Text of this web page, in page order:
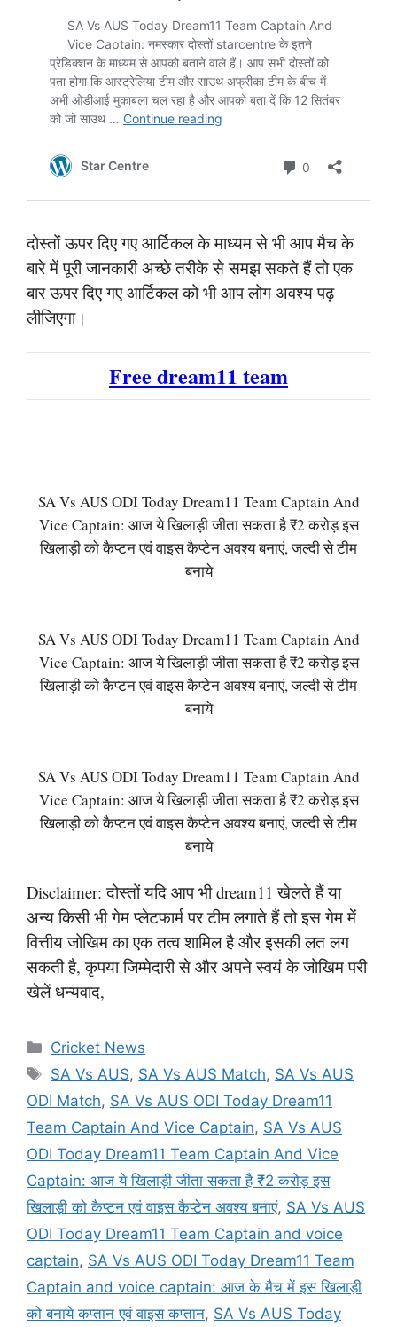
दोस्तों ऊपर दिए गए आर्टिकल के माध्यम से भी आप मैच के
बारे में पूरी जानकारी अच्छे तरीके से समझ सकते हैं तो एक
बार ऊपर दिए गए आर्टिकल को भी आप लोग अवश्य पढ़
लीजिएगा।
Free dream11 team
SA Vs AUS ODI Today Dream11 Team Captain And
Vice Captain: आज ये खिलाड़ी जीता सकता है ₹2 करोड़ इस
खिलाड़ी को कैप्टन एवं वाइस कैप्टेन अवश्य बनाएं, जल्दी से टीम
बनाये
SA Vs AUS ODI Today Dream11 Team Captain And
Vice Captain: आज ये खिलाड़ी जीता सकता है ₹2 करोड़ इस
खिलाड़ी को कैप्टन एवं वाइस कैप्टेन अवश्य बनाएं, जल्दी से टीम
बनाये
SA Vs AUS ODI Today Dream11 Team Captain And
Vice Captain: आज ये खिलाड़ी जीता सकता है ₹2 करोड़ इस
खिलाड़ी को कैप्टन एवं वाइस कैप्टेन अवश्य बनाएं, जल्दी से टीम
बनाये
Disclaimer: दोस्तों यदि आप भी dream11 खेलते हैं या
अन्य किसी भी गेम प्लेटफार्म पर टीम लगाते हैं तो इस गेम में
वित्तीय जोखिम का एक तत्व शामिल है और इसकी लत लग
सकती है, कृपया जिम्मेदारी से और अपने स्वयं के जोखिम परी
खेलें धन्यवाद,
Categories
Cricket News
Tags
SA Vs AUS, SA Vs AUS Match, SA Vs AUS
ODI Match, SA Vs AUS ODI Today Dream11
Team Captain And Vice Captain, SA Vs AUS
ODI Today Dream11 Team Captain And Vice
Captain: आज ये खिलाड़ी जीता सकता है ₹2 करोड़ इस
खिलाड़ी को कैप्टन एवं वाइस कैप्टेन अवश्य बनाएं, SA Vs AUS
ODI Today Dream11 Team Captain and voice
captain, SA Vs AUS ODI Today Dream11 Team
Captain and voice captain: आज के मैच में इस खिलाड़ी
को बनाये कप्तान एवं वाइस कप्तान, SA Vs AUS Today